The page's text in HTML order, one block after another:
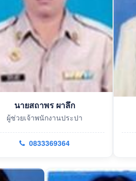
นายสถาพร ผาลึก
ผู้ช่วยเจ้าพนักงานประปา
0833369364